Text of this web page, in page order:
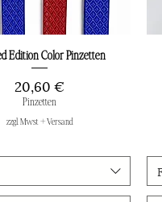
Schnellansicht
Edition Color Pinzetten
Preis
20,60 €
Pinzetten
zzgl. Mwst + Versand